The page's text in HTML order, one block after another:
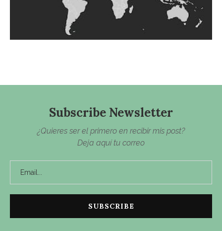
Subscribe Newsletter
¿Quieres ser el primero en recibir mis post?
Deja aquí tu correo